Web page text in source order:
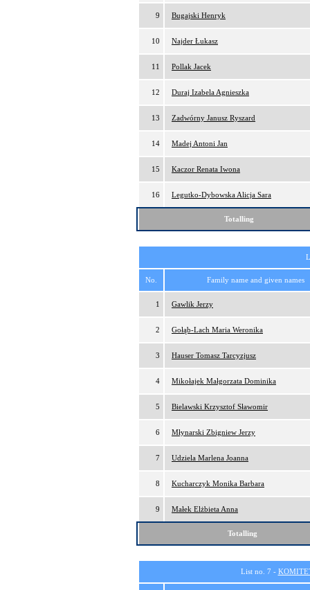
9 Bugajski Henryk
10 Najder Łukasz
11 Pollak Jacek
12 Duraj Izabela Agnieszka
13 Zadwórny Janusz Ryszard
14 Madej Antoni Jan
15 Kaczor Renata Iwona
16 Legutko-Dybowska Alicja Sara
Totalling
No. Family name and given names
1 Gawlik Jerzy
2 Gołąb-Lach Maria Weronika
3 Hauser Tomasz Tarcyzjusz
4 Mikołajek Małgorzata Dominika
5 Bielawski Krzysztof Sławomir
6 Młynarski Zbigniew Jerzy
7 Udziela Marlena Joanna
8 Kucharczyk Monika Barbara
9 Małek Elżbieta Anna
Totalling
List no. 7 -